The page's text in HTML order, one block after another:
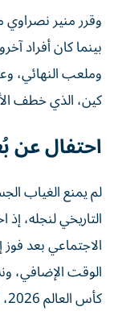
وقرر منير نصراوي
بينما كان أفراد
وملعب النهائي،
كين، الذي خطف
احتفال عن
لم يمنع الغياب
التاريخي لنجله،
الاجتماعي بعد
الوقت الإضافي،
كأس العالم 2026، أكبر إنجازات مسيرته الرياضية حتى الآن.